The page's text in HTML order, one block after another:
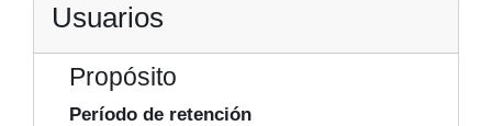
Usuarios
Propósito
Período de retención